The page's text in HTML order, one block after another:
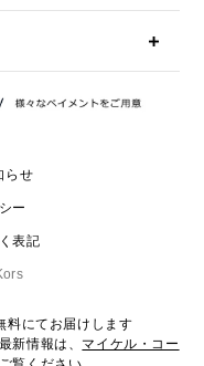
もらえますか？
すが？
らせ
ー
表記
料にてお届けします
新情報は、 マイケル・コー